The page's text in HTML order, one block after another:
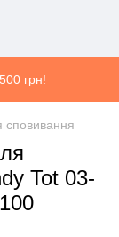
грн!
Tot 03-